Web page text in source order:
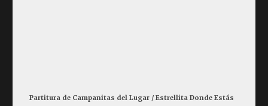
Partitura de Campanitas del Lugar / Estrellita Donde Estás